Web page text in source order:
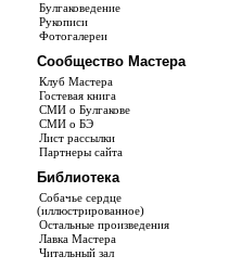
Булгаковедение
Рукописи
Фотогалереи
Сообщество Мастера
Клуб Мастера
Гостевая книга
СМИ о Булгакове
СМИ о БЭ
Лист рассылки
Партнеры сайта
Библиотека
Собачье сердце
(иллюстрированное)
Остальные произведения
Лавка Мастера
Читальный зал